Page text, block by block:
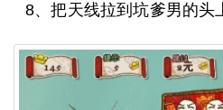
8、把天线拉到坑爹男的头